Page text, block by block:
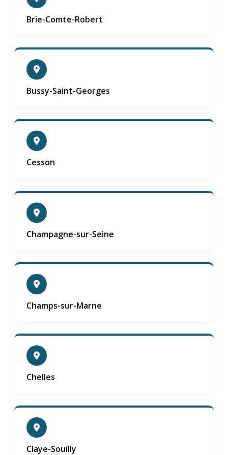
Brie-Comte-Robert
Bussy-Saint-Georges
Cesson
Champagne-sur-Seine
Champs-sur-Marne
Chelles
Claye-Souilly